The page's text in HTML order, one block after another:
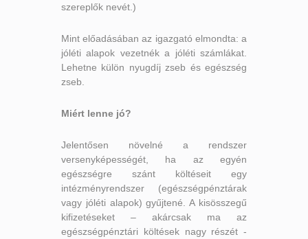
szereplők nevét.)
Mint előadásában az igazgató elmondta: a
jóléti alapok vezetnék a jóléti számlákat.
Lehetne külön nyugdíj zseb és egészség
zseb.
Miért lenne jó?
Jelentősen növelné a rendszer
versenyképességét, ha az egyén
egészségre szánt költéseit egy
intézményrendszer (egészségpénztárak
vagy jóléti alapok) gyűjtené. A kisösszegű
kifizetéseket – akárcsak ma az
egészségpénztári költések nagy részét -